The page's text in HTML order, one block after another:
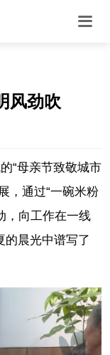
风劲吹
“母亲节致敬城市
，通过“一碗米粉
，向工作在一线
的晨光中谱写了